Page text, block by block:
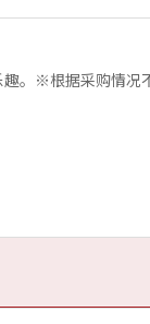
。※根据采购情况